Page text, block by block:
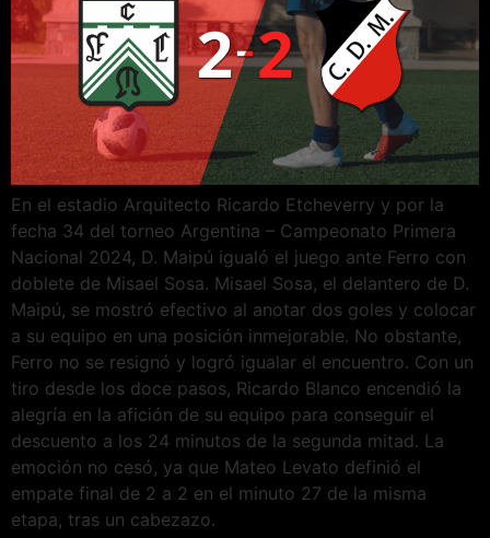
En el estadio Arquitecto Ricardo Etcheverry y por la
fecha 34 del torneo Argentina – Campeonato Primera
Nacional 2024, D. Maipú igualó el juego ante Ferro con
doblete de Misael Sosa. Misael Sosa, el delantero de D.
Maipú, se mostró efectivo al anotar dos goles y colocar
a su equipo en una posición inmejorable. No obstante,
Ferro no se resignó y logró igualar el encuentro. Con un
tiro desde los doce pasos, Ricardo Blanco encendió la
alegría en la afición de su equipo para conseguir el
descuento a los 24 minutos de la segunda mitad. La
emoción no cesó, ya que Mateo Levato definió el
empate final de 2 a 2 en el minuto 27 de la misma
etapa, tras un cabezazo.